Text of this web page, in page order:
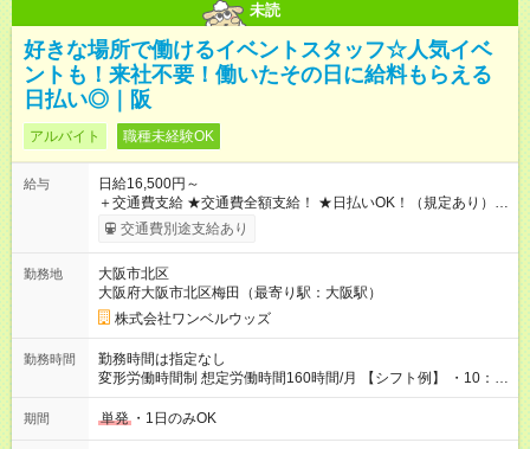
未読
好きな場所で働けるイベントスタッフ☆人気イベ
ントも！来社不要！働いたその日に給料もらえる
日払い◎｜阪
アルバイト 職種未経験OK
給与
日給16,500円～
＋交通費支給 ★交通費全額支給！ ★日払いOK！（規定あり） ┗
働いたその日に現金GET♪ お仕事後はコンビニATMから 日払
交通費別途支給あり
勤務地
大阪市北区
大阪府大阪市北区梅田（最寄り駅：大阪駅）
株式会社ワンベルウッズ
勤務時間
勤務時間は指定なし
変形労働時間制 想定労働時間160時間/月 【シフト例】 ・10：
00～20：00
期間 単発 ・1日のみOK